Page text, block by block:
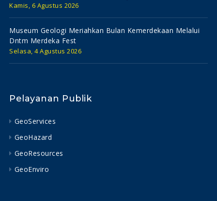
Kamis, 6 Agustus 2026
Museum Geologi Meriahkan Bulan Kemerdekaan Melalui
Dntm Merdeka Fest
Selasa, 4 Agustus 2026
Pelayanan Publik
GeoServices
GeoHazard
GeoResources
GeoEnviro